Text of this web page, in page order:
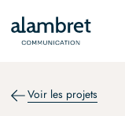
Voir les projets